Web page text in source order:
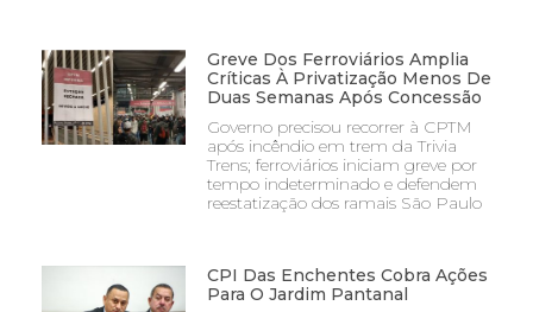
Greve Dos Ferroviários Amplia
Críticas À Privatização Menos De
Duas Semanas Após Concessão
Governo precisou recorrer à CPTM
após incêndio em trem da Trivia
Trens; ferroviários iniciam greve por
tempo indeterminado e defendem
reestatização dos ramais São Paulo
CPI Das Enchentes Cobra Ações
Para O Jardim Pantanal